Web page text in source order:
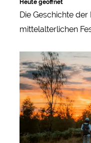
Heute geöffnet
Die Geschichte
mittelalterlichen
der Stadt Monschau.
mehr erfahren